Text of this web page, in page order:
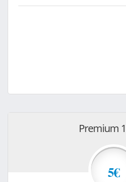
Premium
5€